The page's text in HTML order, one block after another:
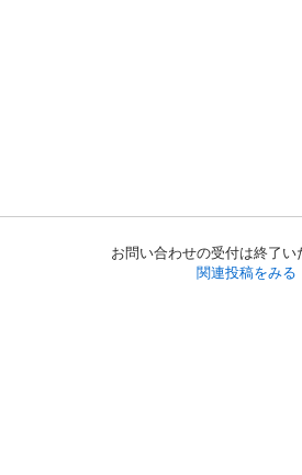
お問い合わせの受付は終了い
関連投稿をみる